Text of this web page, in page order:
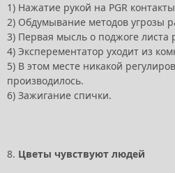
1) Нажатие рукой на PGR
2) Обдумывание методов угрозы
3) Первая мысль о поджоге листа
4) Эксперементатор уходит из
5) В этом месте никакой
производилось.
6) Зажигание спички.
8. Цветы чувствуют людей